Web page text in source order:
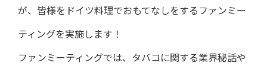
が、皆様をドイツ料理でおもてなしをするファンミー
ティングを実施します！
ファンミーティングでは、タバコに関する業界秘話や